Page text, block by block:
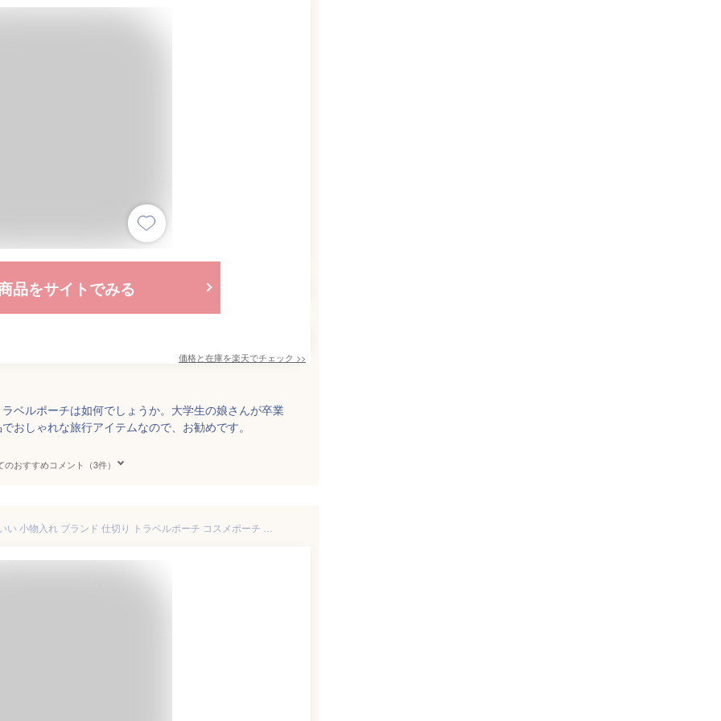
品をサイトでみる
価格と在庫を楽天でチェック >>
ベルポーチは如何でしょうか。大学生の娘さんが卒業
おしゃれな旅行アイテムなので、お勧めです。
のおすすめコメント（3件）